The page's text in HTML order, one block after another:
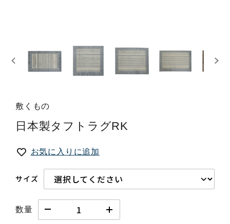
敷くもの
日本製タフトラグRK
お気に入りに追加
サイズ
数量